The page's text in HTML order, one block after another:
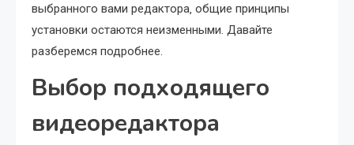
выбранного вами редактора‚ общие принципы
установки остаются неизменными. Давайте
разберемся подробнее.
Выбор подходящего
видеоредактора